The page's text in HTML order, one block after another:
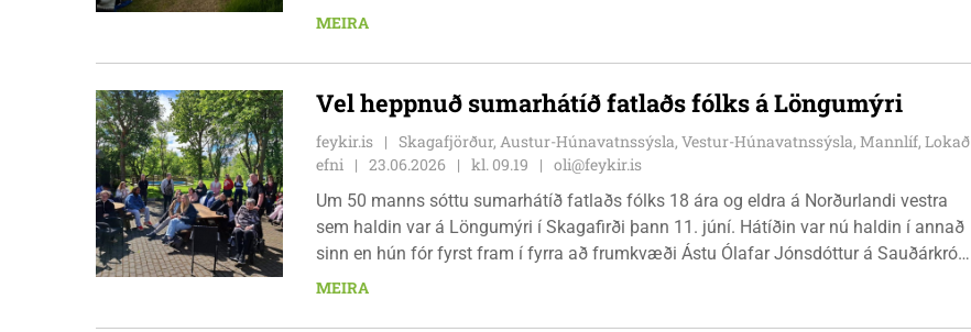
MEIRA
Vel heppnuð sumarhátíð fatlaðs fólks á Löngumýri
feykir.is
Skagafjörður, Austur-Húnavatnssýsla, Vestur-Húnavatnssýsla, Mannlíf, Lokað
efni
23.06.2026 kl. 09.19
oli@feykir.is
Um 50 manns sóttu sumarhátíð fatlaðs fólks 18 ára og eldra á Norðurlandi vestra
sem haldin var á Löngumýri í Skagafirði þann 11. júní. Hátíðin var nú haldin í annað
sinn en hún fór fyrst fram í fyrra að frumkvæði Ástu Ólafar Jónsdóttur á Sauðárkróki.
Markmið hátíðarinnar er að efla samveru og þátttöku fatlaðs fólks á svæðinu og
MEIRA